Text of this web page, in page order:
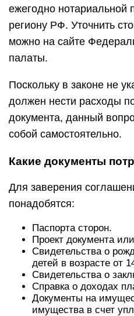
ежегодно нотариальной
региону РФ. Уточнить
можно на сайте
палаты.
Поскольку в законе не
должен нести расходы
документа, данный
собой самостоятельно.
Какие документы
Для заверения
понадобятся:
Паспорта сторон.
Проект документа
Свидетельства о
детей в возрасте от
Свидетельства о
Справка о доходах
Документы на
имущества в счет